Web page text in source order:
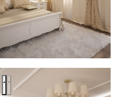
Quest room